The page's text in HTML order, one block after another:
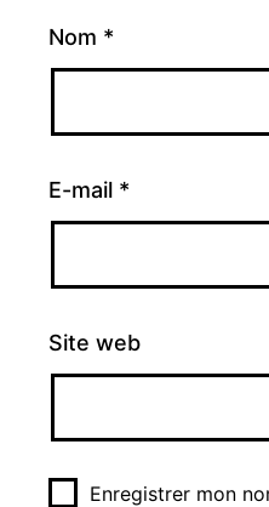
Nom *
E-mail *
Site web
Enregistrer mon